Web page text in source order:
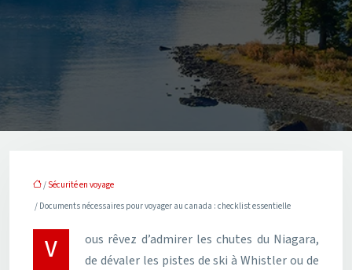
/ Sécurité en voyage
/ Documents nécessaires pour voyager au canada : checklist essentielle
Vous rêvez d’admirer les chutes du Niagara,
de dévaler les pistes de ski à Whistler ou de